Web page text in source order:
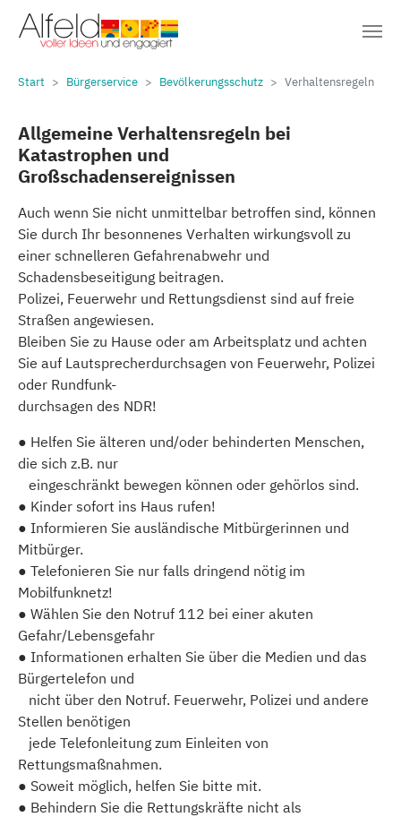
Zum Hauptinhalt springen
Start Bürgerservice Bevölkerungsschutz Verhaltensregeln
Allgemeine Verhaltensregeln bei
Katastrophen und
Großschadensereignissen
Auch wenn Sie nicht unmittelbar betroffen sind, können
Sie durch Ihr besonnenes Verhalten wirkungsvoll zu
einer schnelleren Gefahrenabwehr und
Schadensbeseitigung beitragen.
Polizei, Feuerwehr und Rettungsdienst sind auf freie
Straßen angewiesen.
Bleiben Sie zu Hause oder am Arbeitsplatz und achten
Sie auf Lautsprecherdurchsagen von Feuerwehr, Polizei
oder Rundfunk-
durchsagen des NDR!
● Helfen Sie älteren und/oder behinderten Menschen,
die sich z.B. nur
eingeschränkt bewegen können oder gehörlos sind.
● Kinder sofort ins Haus rufen!
● Informieren Sie ausländische Mitbürgerinnen und
Mitbürger.
● Telefonieren Sie nur falls dringend nötig im
Mobilfunknetz!
● Wählen Sie den Notruf 112 bei einer akuten
Gefahr/Lebensgefahr
● Informationen erhalten Sie über die Medien und das
Bürgertelefon und
nicht über den Notruf. Feuerwehr, Polizei und andere
Stellen benötigen
jede Telefonleitung zum Einleiten von
Rettungsmaßnahmen.
● Soweit möglich, helfen Sie bitte mit.
● Behindern Sie die Rettungskräfte nicht als